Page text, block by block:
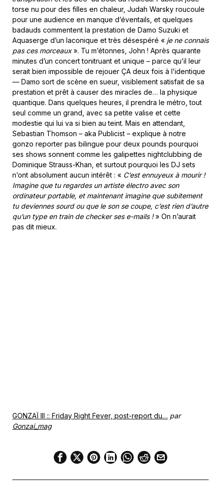
torse nu pour des filles en chaleur, Judah Warsky roucoule
pour une audience en manque d’éventails, et quelques
badauds commentent la prestation de Damo Suzuki et
Aquaserge d’un laconique et très désespéré « je ne connais
pas ces morceaux». Tu m’étonnes, John ! Après quarante
minutes d’un concert tonitruant et unique – parce qu’il leur
serait bien impossible de rejouer ÇA deux fois à l’identique
— Damo sort de scène en sueur, visiblement satisfait de sa
prestation et prêt à causer des miracles de… la physique
quantique. Dans quelques heures, il prendra le métro, tout
seul comme un grand, avec sa petite valise et cette
modestie qui lui va si bien au teint. Mais en attendant,
Sebastian Thomson – aka Publicist – explique à notre
gonzo reporter pas bilingue pour deux pounds pourquoi
ses shows sonnent comme les galipettes nightclubbing de
Dominique Strauss-Khan, et surtout pourquoi les DJ sets
n’ont absolument aucun intérêt : « C’est ennuyeux à mourir !
Imagine que tu regardes un artiste électro avec son
ordinateur portable, et maintenant imagine que subitement
tu deviennes sourd ou que le son se coupe, c’est rien d’autre
qu’un type en train de checker ses e-mails !» On n’aurait
pas dit mieux.
GONZAÏ III :: Friday Right Fever, post-report du… par
Gonzai_mag